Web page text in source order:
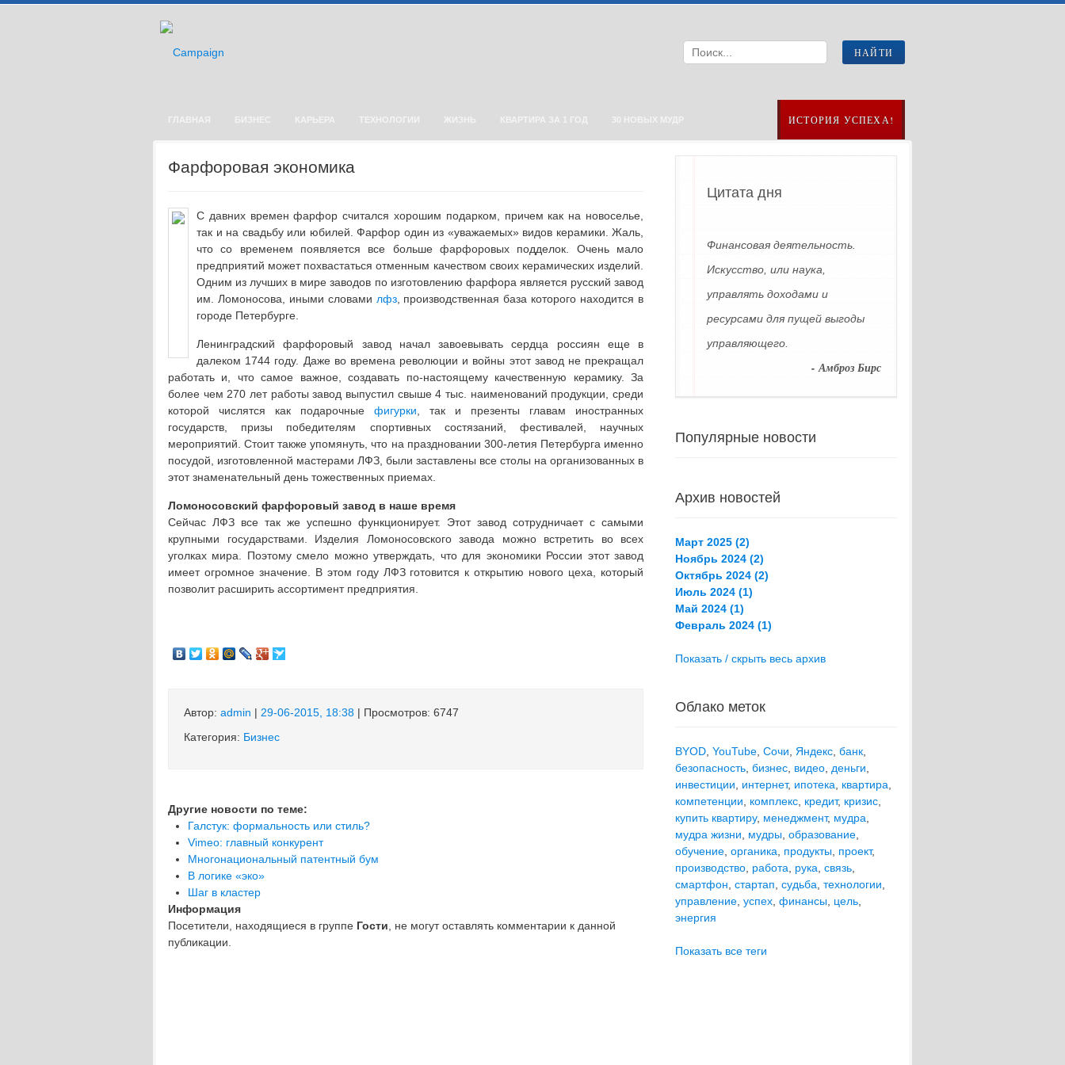
ГЛАВНАЯ БИЗНЕС КАРЬЕРА ТЕХНОЛОГИИ ЖИЗНЬ КВАРТИРА ЗА 1 ГОД 30 НОВЫХ МУДР ИСТОРИЯ УСПЕХА!
Фарфоровая экономика
С давних времен фарфор считался хорошим подарком, причем как на новоселье,
так и на свадьбу или юбилей. Фарфор один из «уважаемых» видов керамики. Жаль,
что со временем появляется все больше фарфоровых подделок. Очень мало
предприятий может похвастаться отменным качеством своих керамических изделий.
Одним из лучших в мире заводов по изготовлению фарфора является русский завод
им. Ломоносова, иными словами лфз, производственная база которого находится в
городе Петербурге.
Ленинградский фарфоровый завод начал завоевывать сердца россиян еще в
далеком 1744 году. Даже во времена революции и войны этот завод не прекращал
работать и, что самое важное, создавать по-настоящему качественную керамику. За
более чем 270 лет работы завод выпустил свыше 4 тыс. наименований продукции, среди
которой числятся как подарочные фигурки , так и презенты главам иностранных
государств, призы победителям спортивных состязаний, фестивалей, научных
мероприятий. Стоит также упомянуть, что на праздновании 300-летия Петербурга именно
посудой, изготовленной мастерами ЛФЗ, были заставлены все столы на организованных в
этот знаменательный день тожественных приемах.
Ломоносовский фарфоровый завод в наше время
Сейчас ЛФЗ все так же успешно функционирует. Этот завод сотрудничает с самыми
крупными государствами. Изделия Ломоносовского завода можно встретить во всех
уголках мира. Поэтому смело можно утверждать, что для экономики России этот завод
имеет огромное значение. В этом году ЛФЗ готовится к открытию нового цеха, который
позволит расширить ассортимент предприятия.
Автор: admin | 29-06-2015, 18:38 | Просмотров: 6747
Категория: Бизнес
Другие новости по теме:
Галстук: формальность или стиль?
Vimeo: главный конкурент
Многонациональный патентный бум
В логике «эко»
Шаг в кластер
Информация
Посетители, находящиеся в группе Гости , не могут оставлять комментарии к данной
публикации.
Цитата дня
Финансовая деятельность.
Искусство, или наука,
управлять доходами и
ресурсами для пущей выгоды
управляющего.
- Амброз Бирс
Популярные новости
Архив новостей
Март 2025 (2)
Ноябрь 2024 (2)
Октябрь 2024 (2)
Июль 2024 (1)
Май 2024 (1)
Февраль 2024 (1)
Показать / скрыть весь архив
Облако меток
BYOD YouTube Сочи Яндекс банк
безопасность бизнес видео деньги
инвестиции
интернет, ипотека квартира
компетенции
комплекс кредит, кризис
купить квартиру, менеджмент, мудра
мудра жизни
мудры образование
обучение органика продукты проект,
производство работа рука связь
смартфон стартап судьба технологии
управление успех финансы цель
энергия
Показать все теги